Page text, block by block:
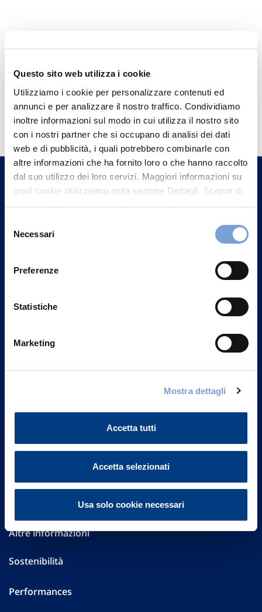
Questo sito web utilizza i cookie
Utilizziamo i cookie per personalizzare contenuti ed
annunci e per analizzare il nostro traffico. Condividiamo
inoltre informazioni sul modo in cui utilizza il nostro sito
con i nostri partner che si occupano di analisi dei dati
web e di pubblicità, i quali potrebbero combinarle con
altre informazioni che ha fornito loro o che hanno raccolto
dal suo utilizzo dei loro servizi. Maggiori informazioni su
quali cookie utilizziamo nella sezione Dettagli. Scopra di
più su chi siamo, come può contattarci e come trattiamo i
può trovare nel footer del sito nella sezione "Informativa
delNecessari
Preferenze
Statistiche
Marketing
Mostra dettagli
Accetta tutti
Accetta selezionati
Usa solo cookie necessari
Hai bisogno di
informazioni?
Trova l'Agenzia più vicina a te e parla con
un nostro Agente.
Contattaci
FAQ
Investor Relations
Altre informazioni
Sostenibilità
Performances